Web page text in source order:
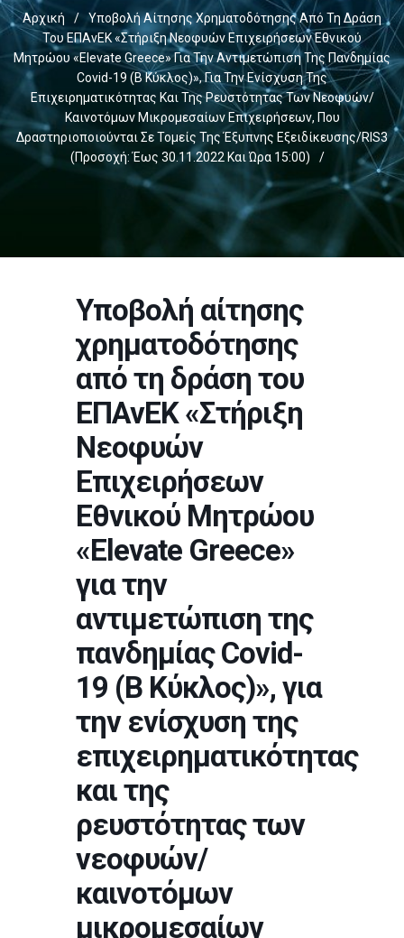
Αρχική /
Υποβολή Αίτησης Χρηματοδότησης Από Τη Δράση
Του ΕΠΑνΕΚ «Στήριξη Νεοφυών Επιχειρήσεων Εθνικού
Μητρώου «Elevate Greece» Για Την Αντιμετώπιση Της Πανδημίας
Covid-19 (Β Κύκλος)», Για Την Ενίσχυση Της
Επιχειρηματικότητας Και Της Ρευστότητας Των Νεοφυών/
Καινοτόμων Μικρομεσαίων Επιχειρήσεων, Που
Δραστηριοποιούνται Σε Τομείς Της Έξυπνης Εξειδίκευσης/RIS3
(Προσοχή: Έως 30.11.2022 Και Ώρα 15:00)
/
Υποβολή αίτησης
χρηματοδότησης
από τη δράση του
ΕΠΑνΕΚ «Στήριξη
Νεοφυών
Επιχειρήσεων
Εθνικού Μητρώου
«Elevate Greece»
για την
αντιμετώπιση της
πανδημίας Covid-
19 (Β Κύκλος)», για
την ενίσχυση της
επιχειρηματικότητας
και της
ρευστότητας των
νεοφυών/
καινοτόμων
μικρομεσαίων